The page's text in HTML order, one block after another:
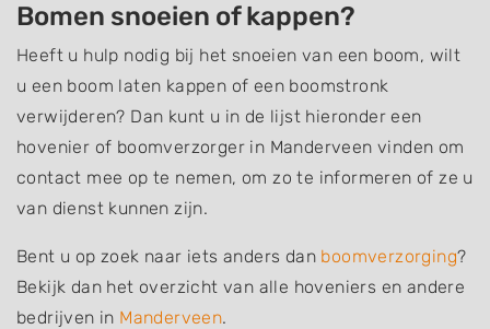
Bomen snoeien of kappen?
Heeft u hulp nodig bij het snoeien van een boom, wilt
u een boom laten kappen of een boomstronk
verwijderen? Dan kunt u in de lijst hieronder een
hovenier of boomverzorger in Manderveen vinden om
contact mee op te nemen, om zo te informeren of ze u
van dienst kunnen zijn.
Bent u op zoek naar iets anders dan boomverzorging?
Bekijk dan het overzicht van alle hoveniers en andere
bedrijven in Manderveen.